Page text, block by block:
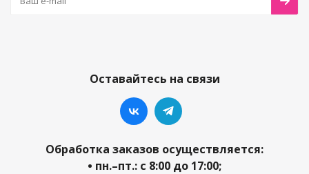
Оставайтесь на связи
Обработка заказов осуществляется:
• пн.–пт.: с 8:00 до 17:00;